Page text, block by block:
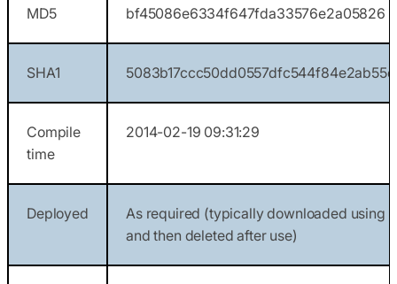
MD5 bf45086e6334f647fda33576e2a05826
SHA1
Compile
time
2014-02-19 09:31:29
Deployed
As required (typically downloaded using
and then deleted after use)